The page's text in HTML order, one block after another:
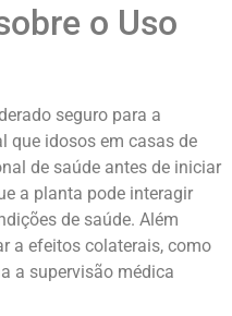
o Uso
seguro para a
que idosos em casas de
de saúde antes de iniciar
a planta pode interagir
de saúde. Além
a efeitos colaterais, como
a supervisão médica